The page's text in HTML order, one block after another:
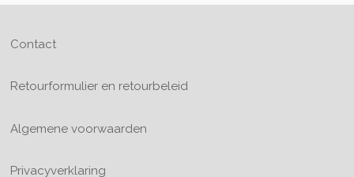
Contact
Retourformulier en retourbeleid
Algemene voorwaarden
Privacyverklaring